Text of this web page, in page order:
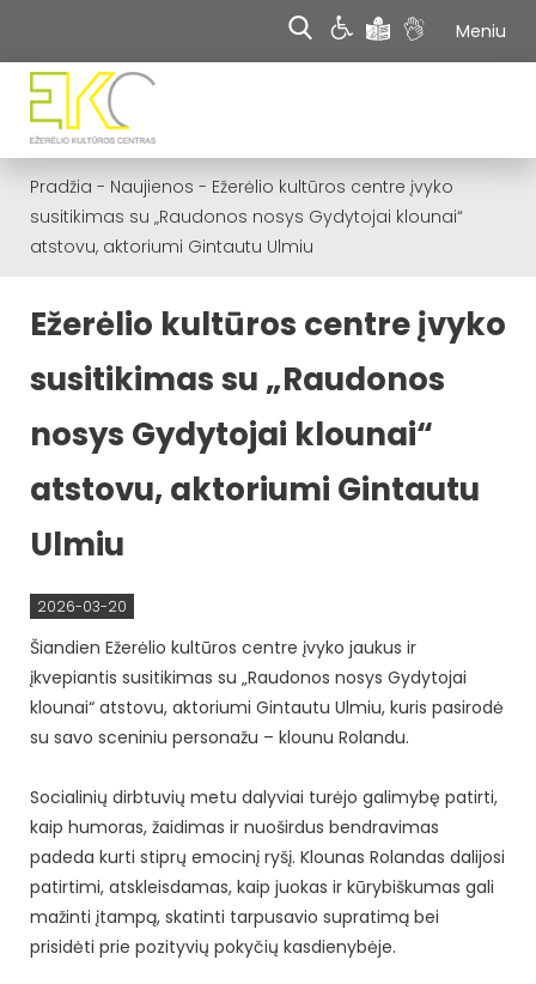
Meniu
Pradžia - Naujienos - Ežerėlio kultūros centre įvyko
susitikimas su „Raudonos nosys Gydytojai klounai“
atstovu, aktoriumi Gintautu Ulmiu
Ežerėlio kultūros centre įvyko
susitikimas su „Raudonos
nosys Gydytojai klounai“
atstovu, aktoriumi Gintautu
Ulmiu
2026-03-20
Šiandien Ežerėlio kultūros centre įvyko jaukus ir
įkvepiantis susitikimas su „Raudonos nosys Gydytojai
klounai“ atstovu, aktoriumi Gintautu Ulmiu, kuris pasirodė
su savo sceniniu personažu – klounu Rolandu.
Socialinių dirbtuvių metu dalyviai turėjo galimybę patirti,
kaip humoras, žaidimas ir nuoširdus bendravimas
padeda kurti stiprų emocinį ryšį. Klounas Rolandas dalijosi
patirtimi, atskleisdamas, kaip juokas ir kūrybiškumas gali
mažinti įtampą, skatinti tarpusavio supratimą bei
prisidėti prie pozityvių pokyčių kasdienybėje.